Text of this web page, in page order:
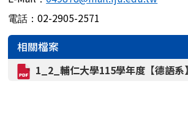
電話：02-2905-2571
相關檔案
1_2_輔仁大學115學年度【德語